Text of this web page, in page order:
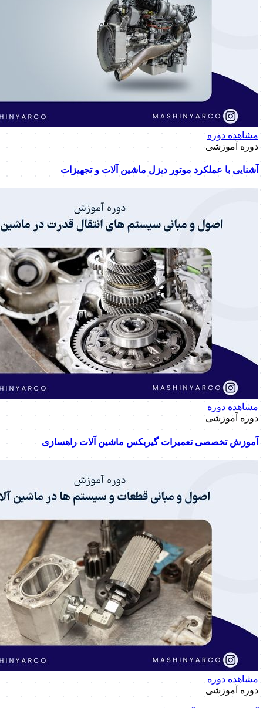
مشاهده دوره
دوره آموزشی
آشنایی با عملکرد موتور دیزل ماشین آلات و تجهیزات
مشاهده دوره
دوره آموزشی
آموزش تخصصی تعمیرات گیربکس ماشین آلات راهسازی
مشاهده دوره
دوره آموزشی